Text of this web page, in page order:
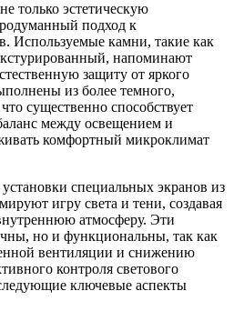
только эстетическую
подход к
Используемые камни, такие как
напоминают
защиту от яркого
из более темного,
существенно способствует
между освещением и
комфортный микроклимат
специальных экранов из
игру света и тени, создавая
атмосферу. Эти
но и функциональны, так как
вентиляции и снижению
контроля светового
ключевые аспекты